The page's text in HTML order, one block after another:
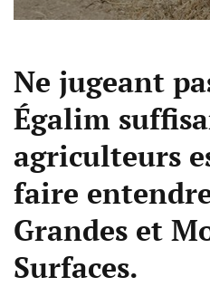
Ne jugeant
Égalim
agriculteurs
faire
Grandes et
Surfaces.